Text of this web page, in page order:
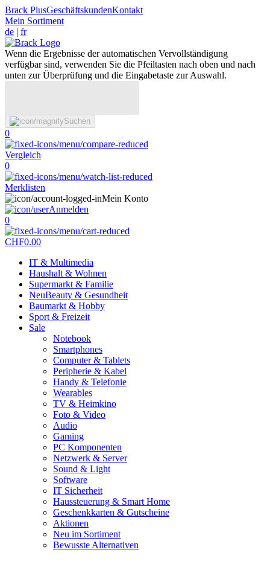
Brack PlusGeschäftskundenKontakt
Mein Sortiment
de | fr
Wenn die Ergebnisse der automatischen Vervollständigung
verfügbar sind, verwenden Sie die Pfeiltasten nach oben und nach
unten zur Überprüfung und die Eingabetaste zur Auswahl.
Suchen
0
Vergleich
0
Merklisten
Mein Konto
Anmelden
0
CHF0.00
IT & Multimedia
Haushalt & Wohnen
Supermarkt & Familie
NeuBeauty & Gesundheit
Baumarkt & Hobby
Sport & Freizeit
Sale
Notebook
Smartphones
Computer & Tablets
Peripherie & Kabel
Handy & Telefonie
Wearables
TV & Heimkino
Foto & Video
Audio
Gaming
PC Komponenten
Netzwerk & Server
Sound & Light
Software
IT Sicherheit
Haussteuerung & Smart Home
Geschenkkarten & Gutscheine
Aktionen
Neu im Sortiment
Bewusste Alternativen